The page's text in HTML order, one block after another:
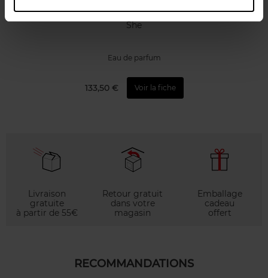
She
Eau de parfum
133,50 € Voir la fiche
Livraison
gratuite
à partir de 55€
Retour gratuit
dans votre
magasin
Emballage
cadeau
offert
RECOMMANDATIONS